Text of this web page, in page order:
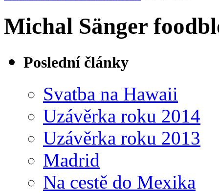
Michal Sänger
Poslední články
Svatba na Hawaii
Uzávěrka roku 2014
Uzávěrka roku 2013
Madrid
Na cestě do Mexika